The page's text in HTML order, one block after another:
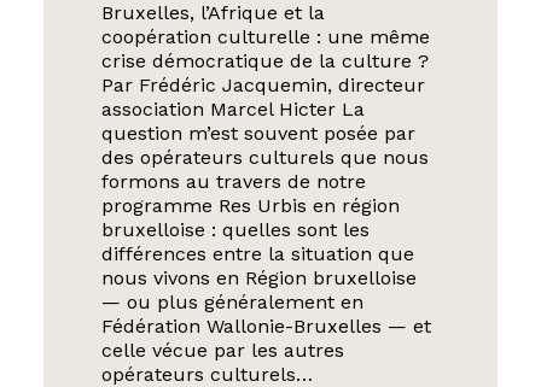
Bruxelles, l’Afrique et la
coopération culturelle : une même
crise démocratique de la culture ?
Par Frédéric Jacquemin, directeur
association Marcel Hicter La
question m’est souvent posée par
des opérateurs culturels que nous
formons au travers de notre
programme Res Urbis en région
bruxelloise : quelles sont les
différences entre la situation que
nous vivons en Région bruxelloise
— ou plus généralement en
Fédération Wallonie-Bruxelles — et
celle vécue par les autres
opérateurs culturels…